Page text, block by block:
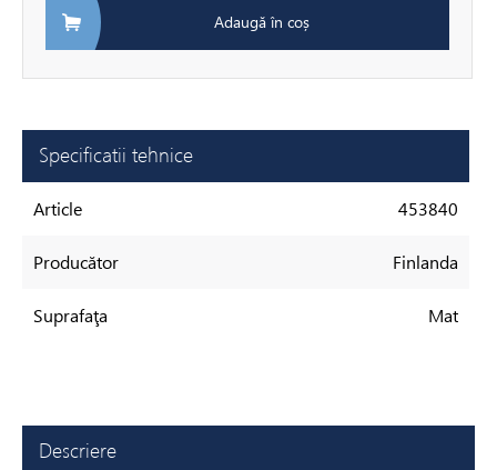
Adaugă în coș
Specificatii tehnice
Article 453840
Producător Finlanda
Suprafaţa Mat
Descriere